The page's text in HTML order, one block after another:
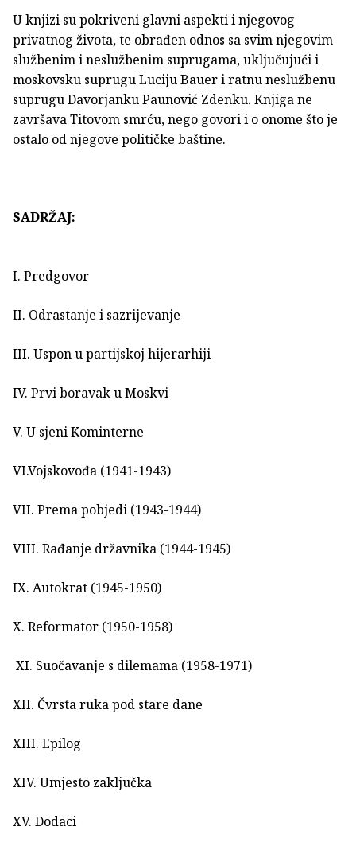
U knjizi su pokriveni glavni aspekti i njegovog
privatnog života, te obrađen odnos sa svim njegovim
službenim i neslužbenim suprugama, uključujući i
moskovsku suprugu Luciju Bauer i ratnu neslužbenu
suprugu Davorjanku Paunović Zdenku. Knjiga ne
završava Titovom smrću, nego govori i o onome što je
ostalo od njegove političke baštine.
SADRŽAJ:
I. Predgovor
II. Odrastanje i sazrijevanje
III. Uspon u partijskoj hijerarhiji
IV. Prvi boravak u Moskvi
V. U sjeni Kominterne
VI.Vojskovođa (1941-1943)
VII. Prema pobjedi (1943-1944)
VIII. Rađanje državnika (1944-1945)
IX. Autokrat (1945-1950)
X. Reformator (1950-1958)
XI. Suočavanje s dilemama (1958-1971)
XII. Čvrsta ruka pod stare dane
XIII. Epilog
XIV. Umjesto zaključka
XV. Dodaci